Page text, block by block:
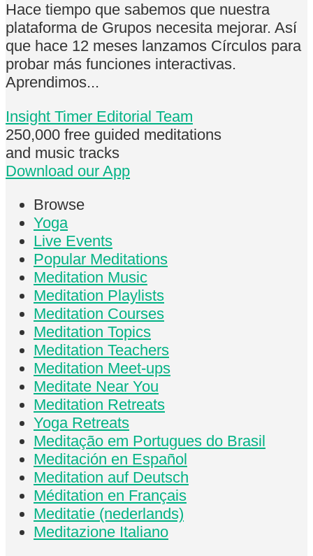
Hace tiempo que sabemos que nuestra
plataforma de Grupos necesita mejorar. Así
que hace 12 meses lanzamos Círculos para
probar más funciones interactivas.
Aprendimos...
Insight Timer Editorial Team
250,000 free guided meditations
and music tracks
Download our App
Browse
Yoga
Live Events
Popular Meditations
Meditation Music
Meditation Playlists
Meditation Courses
Meditation Topics
Meditation Teachers
Meditation Meet-ups
Meditate Near You
Meditation Retreats
Yoga Retreats
Meditação em Portugues do Brasil
Meditación en Español
Meditation auf Deutsch
Méditation en Français
Meditatie (nederlands)
Meditazione Italiano